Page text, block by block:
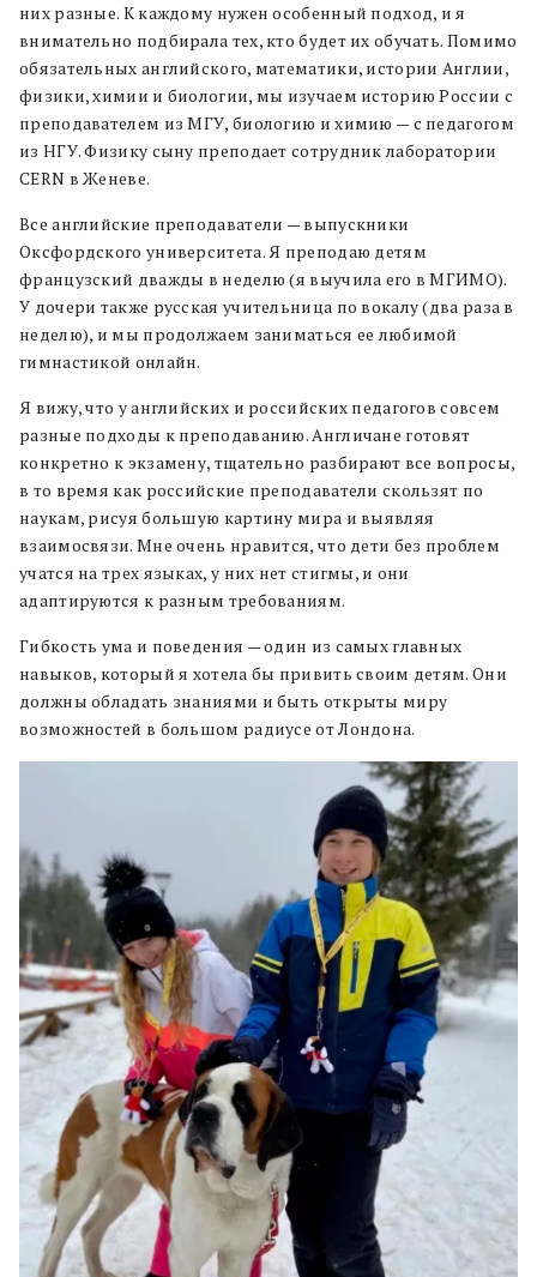
них разные. К каждому нужен особенный подход, и я
внимательно подбирала тех, кто будет их обучать. Помимо
обязательных английского, математики, истории Англии,
физики, химии и биологии, мы изучаем историю России с
преподавателем из МГУ, биологию и химию — с педагогом
из НГУ. Физику сыну преподает сотрудник лаборатории
СERN в Женеве.
Все английские преподаватели — выпускники
Оксфордского университета. Я преподаю детям
французский дважды в неделю (я выучила его в МГИМО).
У дочери также русская учительница по вокалу (два раза в
неделю), и мы продолжаем заниматься ее любимой
гимнастикой онлайн.
Я вижу, что у английских и российских педагогов совсем
разные подходы к преподаванию. Англичане готовят
конкретно к экзамену, тщательно разбирают все вопросы,
в то время как российские преподаватели скользят по
наукам, рисуя большую картину мира и выявляя
взаимосвязи. Мне очень нравится, что дети без проблем
учатся на трех языках, у них нет стигмы, и они
адаптируются к разным требованиям.
Гибкость ума и поведения — один из самых главных
навыков, который я хотела бы привить своим детям. Они
должны обладать знаниями и быть открыты миру
возможностей в большом радиусе от Лондона.